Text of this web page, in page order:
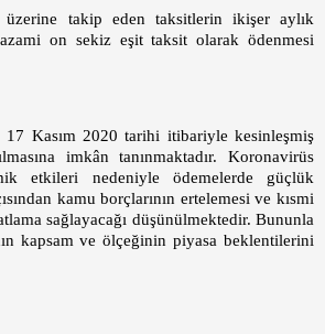
takip eden taksitlerin ikişer aylık
on sekiz eşit taksit olarak ödenmesi
17 Kasım 2020 tarihi itibariyle kesinleşmiş
imkân tanınmaktadır. Koronavirüs
etkileri nedeniyle ödemelerde güçlük
kamu borçlarının ertelemesi ve kısmi
sağlayacağı düşünülmektedir. Bununla
kapsam ve ölçeğinin piyasa beklentilerini